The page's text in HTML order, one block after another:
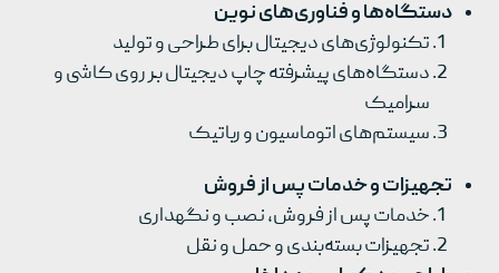
دستگاه‌ها و فناوری‌های نوین
تکنولوژی‌های دیجیتال برای طراحی و تولید
دستگاه‌های پیشرفته چاپ دیجیتال بر روی کاشی و
سرامیک
سیستم‌های اتوماسیون و رباتیک
تجهیزات و خدمات پس از فروش
خدمات پس از فروش، نصب و نگهداری
تجهیزات بسته‌بندی و حمل و نقل